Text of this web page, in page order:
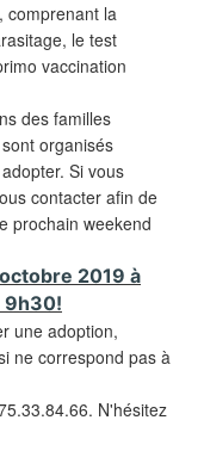
, comprenant la
le test
vaccination
des familles
sont organisés
Si vous
contacter afin de
prochain weekend
2019 à
9h30!
une adoption,
ne correspond pas à
N'hésitez